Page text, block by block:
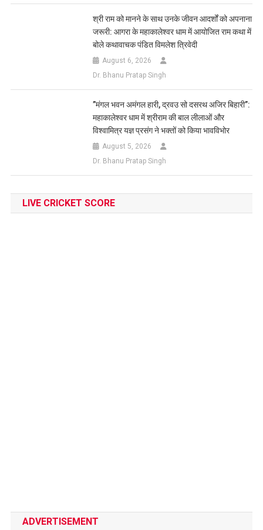
​श्री राम को मानने के साथ उनके जीवन आदर्शों को अपनाना
जरूरी: आगरा के महाकालेश्वर धाम में आयोजित राम कथा में
बोले कथावाचक पंडित विमलेश त्रिवेदी
August 6, 2026
Dr. Bhanu Pratap Singh
​”मंगल भवन अमंगल हारी, द्रवउ सो दसरथ अजिर बिहारी”:
महाकालेश्वर धाम में श्रीराम की बाल लीलाओं और
विश्वामित्र यज्ञ प्रसंग ने भक्तों को किया भावविभोर
August 5, 2026
Dr. Bhanu Pratap Singh
LIVE CRICKET SCORE
ADVERTISEMENT